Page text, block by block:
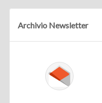
Archivio Newsletter